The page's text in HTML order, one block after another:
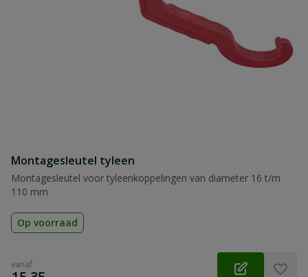
Montagesleutel tyleen
Montagesleutel voor tyleenkoppelingen van diameter 16 t/m
110 mm
Op voorraad
vanaf